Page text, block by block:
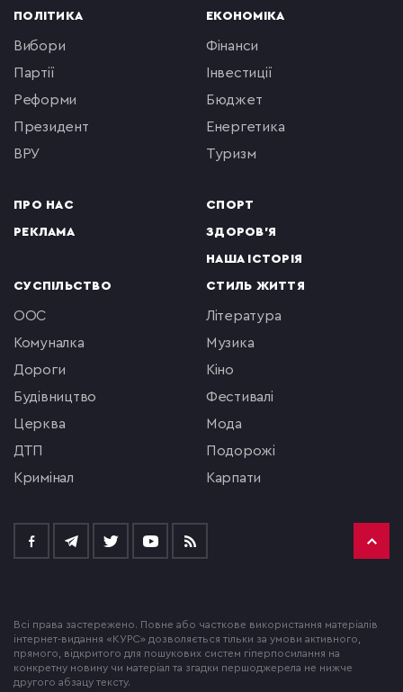
ПОЛІТИКА
вибори
партії
реформи
президент
ВРУ
ПРО НАС
РЕКЛАМА
ЕКОНОМІКА
фінанси
інвестиції
бюджет
енергетика
туризм
СПОРТ
ЗДОРОВ'Я
НАША ІСТОРІЯ
СУСПІЛЬСТВО
ООС
комуналка
Дороги
будівництво
церква
ДТП
кримінал
СТИЛЬ ЖИТТЯ
література
музика
кіно
фестивалі
мода
подорожі
Карпати
Всі права застережено. Повне або часткове використання матеріалів
інтернет-видання «КУРС» дозволяється тільки за умови активного,
прямого, відкритого для пошукових систем гіперпосилання на
конкретну новину чи матеріал та згадки першоджерела не нижче
другого абзацу тексту.